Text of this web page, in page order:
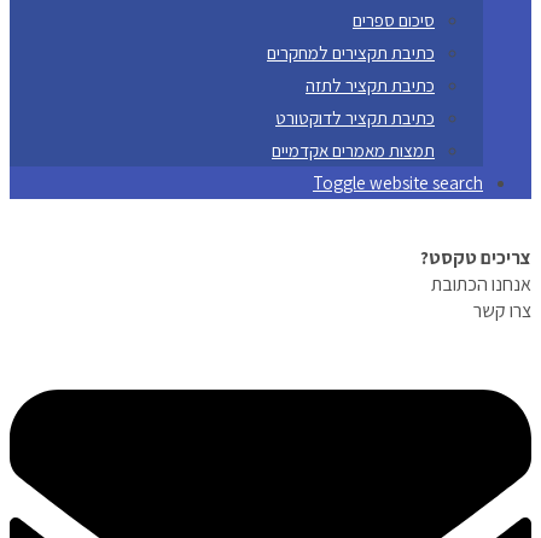
סיכום ספרים
כתיבת תקצירים למחקרים
כתיבת תקציר לתזה
כתיבת תקציר לדוקטורט
תמצות מאמרים אקדמיים
Toggle website search
צריכים טקסט?
אנחנו הכתובת
צרו קשר